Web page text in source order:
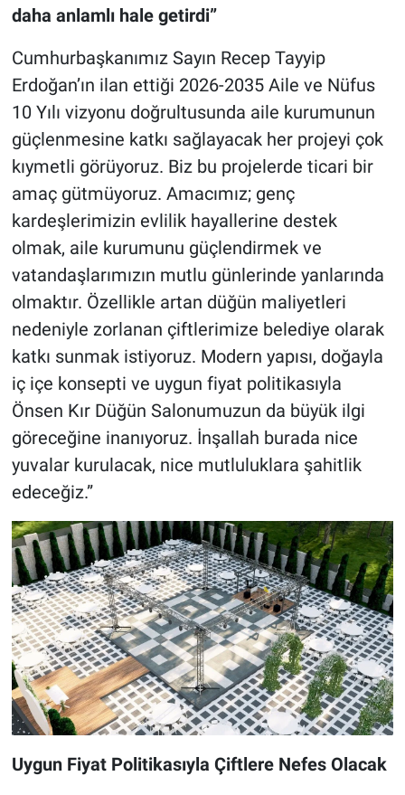
daha anlamlı hale getirdi”
Cumhurbaşkanımız Sayın Recep Tayyip
Erdoğan’ın ilan ettiği 2026-2035 Aile ve Nüfus
10 Yılı vizyonu doğrultusunda aile kurumunun
güçlenmesine katkı sağlayacak her projeyi çok
kıymetli görüyoruz. Biz bu projelerde ticari bir
amaç gütmüyoruz. Amacımız; genç
kardeşlerimizin evlilik hayallerine destek
olmak, aile kurumunu güçlendirmek ve
vatandaşlarımızın mutlu günlerinde yanlarında
olmaktır. Özellikle artan düğün maliyetleri
nedeniyle zorlanan çiftlerimize belediye olarak
katkı sunmak istiyoruz. Modern yapısı, doğayla
iç içe konsepti ve uygun fiyat politikasıyla
Önsen Kır Düğün Salonumuzun da büyük ilgi
göreceğine inanıyoruz. İnşallah burada nice
yuvalar kurulacak, nice mutluluklara şahitlik
edeceğiz.”
Uygun Fiyat Politikasıyla Çiftlere Nefes Olacak